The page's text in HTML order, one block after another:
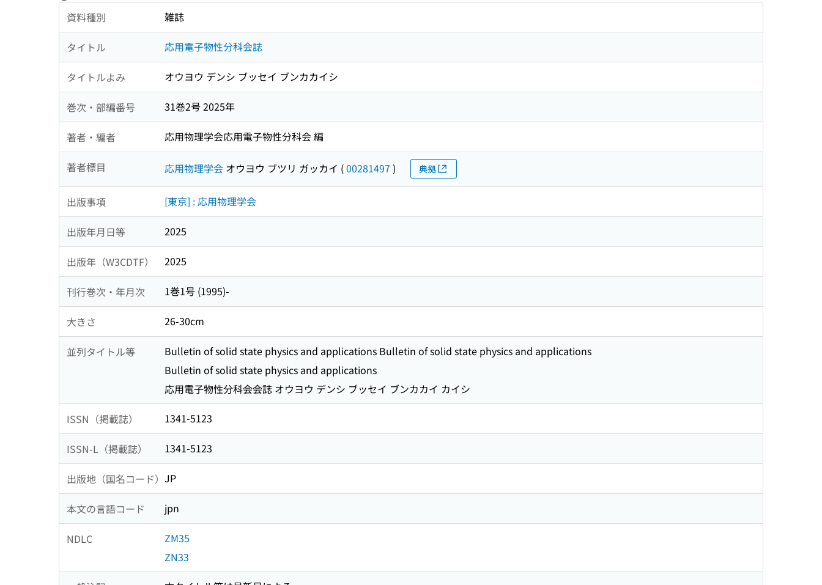
資料種別 雑誌
タイトル 応用電子物性分科会誌
タイトルよみ オウヨウ デンシ ブッセイ ブンカカイシ
巻次・部編番号 31巻2号 2025年
著者・編者 応用物理学会応用電子物性分科会 編
著者標目 応用物理学会 オウヨウ ブツリ ガッカイ (00281497 ) 典拠
出版事項 [東京] : 応用物理学会
出版年月日等 2025
出版年（W3CDTF） 2025
刊行巻次・年月次 1巻1号 (1995)-
大きさ 26-30cm
並列タイトル等
Bulletin of solid state physics and applications Bulletin of solid state physics and applications
Bulletin of solid state physics and applications
応用電子物性分科会会誌 オウヨウ デンシ ブッセイ ブンカカイ カイシ
ISSN（掲載誌） 1341-5123
ISSN-L（掲載誌） 1341-5123
出版地（国名コード） JP
本文の言語コード jpn
NDLC
ZM35
ZN33